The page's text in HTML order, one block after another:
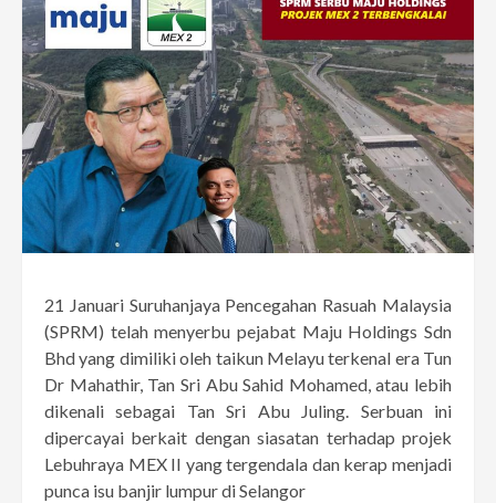
21 Januari Suruhanjaya Pencegahan Rasuah Malaysia
(SPRM) telah menyerbu pejabat Maju Holdings Sdn
Bhd yang dimiliki oleh taikun Melayu terkenal era Tun
Dr Mahathir, Tan Sri Abu Sahid Mohamed, atau lebih
dikenali sebagai Tan Sri Abu Juling. Serbuan ini
dipercayai berkait dengan siasatan terhadap projek
Lebuhraya MEX II yang tergendala dan kerap menjadi
punca isu banjir lumpur di Selangor